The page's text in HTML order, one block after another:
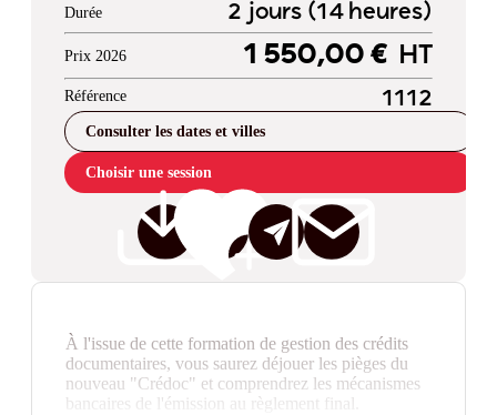
Durée 2 jours (14 heures)
Prix 2026 1 550,00 € HT
Référence 1112
Consulter les dates et villes
Choisir une session
À l'issue de cette formation de gestion des crédits
documentaires, vous saurez déjouer les pièges du
nouveau "Crédoc" et comprendrez les mécanismes
bancaires de l'émission au règlement final.